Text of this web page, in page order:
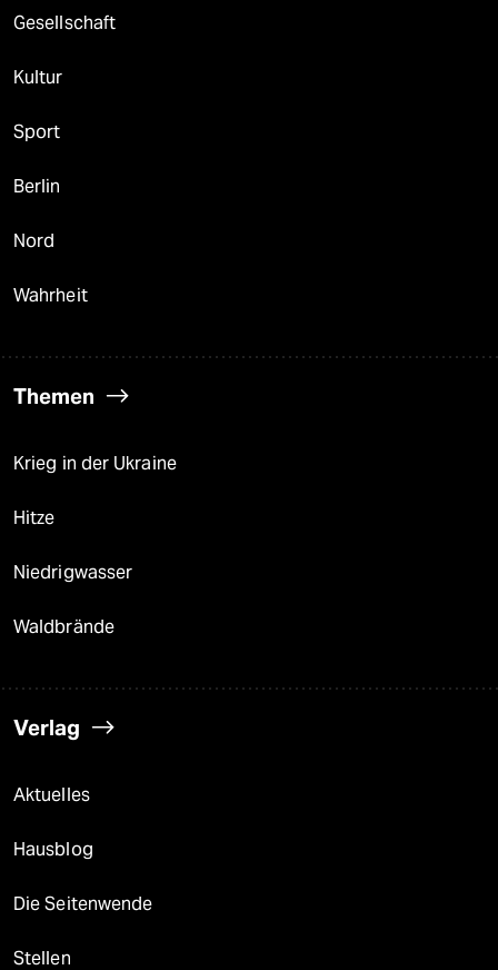
Gesellschaft
Kultur
Sport
Berlin
Nord
Wahrheit
Themen
Krieg in der Ukraine
Hitze
Niedrigwasser
Waldbrände
Verlag
Aktuelles
Hausblog
Die Seitenwende
Stellen